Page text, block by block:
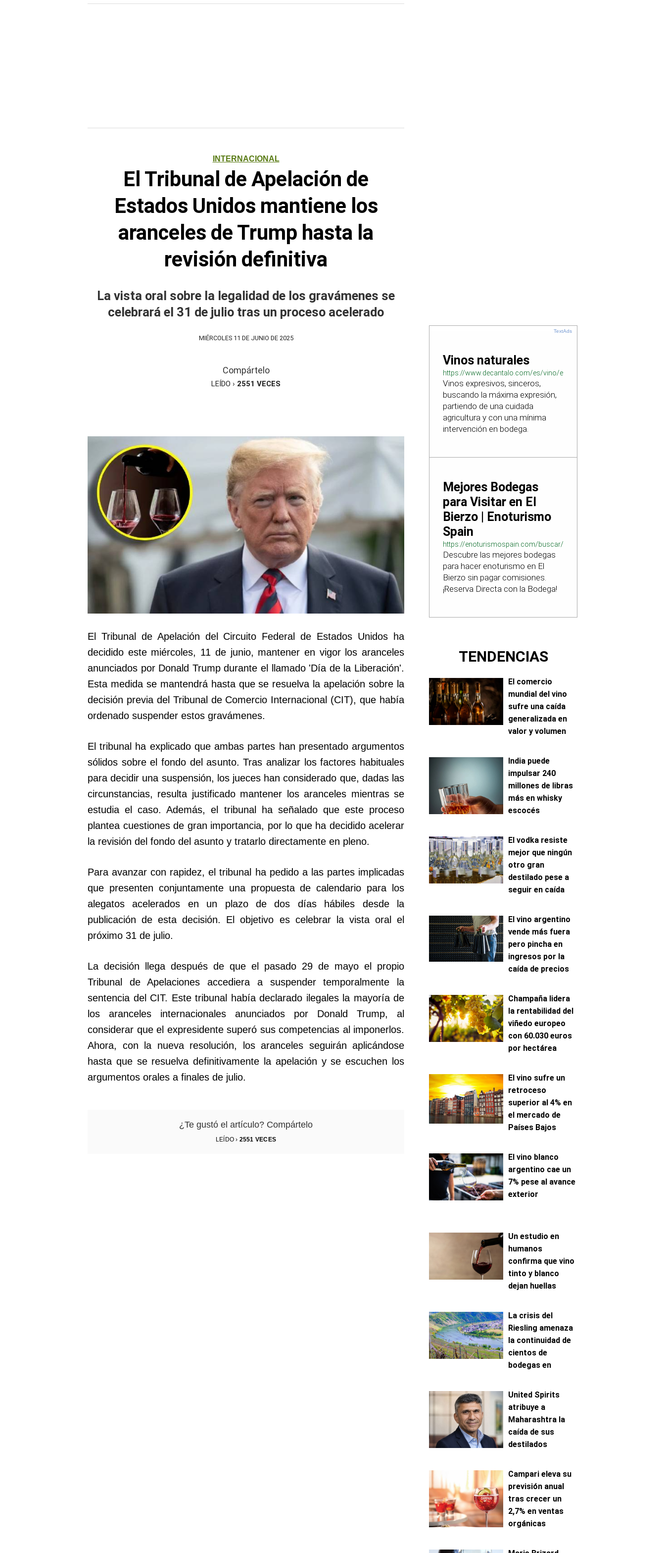
INTERNACIONAL
El Tribunal de Apelación de
Estados Unidos mantiene los
aranceles de Trump hasta la
revisión definitiva
La vista oral sobre la legalidad de los gravámenes se
celebrará el 31 de julio tras un proceso acelerado
MIÉRCOLES 11 DE JUNIO DE 2025
Compártelo
LEÍDO › 2551 VECES
El Tribunal de Apelación del Circuito Federal de Estados Unidos ha
decidido este miércoles, 11 de junio, mantener en vigor los aranceles
anunciados por Donald Trump durante el llamado 'Día de la Liberación'.
Esta medida se mantendrá hasta que se resuelva la apelación sobre la
decisión previa del Tribunal de Comercio Internacional (CIT), que había
ordenado suspender estos gravámenes.
El tribunal ha explicado que ambas partes han presentado argumentos
sólidos sobre el fondo del asunto. Tras analizar los factores habituales
para decidir una suspensión, los jueces han considerado que, dadas las
circunstancias, resulta justificado mantener los aranceles mientras se
estudia el caso. Además, el tribunal ha señalado que este proceso
plantea cuestiones de gran importancia, por lo que ha decidido acelerar
la revisión del fondo del asunto y tratarlo directamente en pleno.
Para avanzar con rapidez, el tribunal ha pedido a las partes implicadas
que presenten conjuntamente una propuesta de calendario para los
alegatos acelerados en un plazo de dos días hábiles desde la
publicación de esta decisión. El objetivo es celebrar la vista oral el
próximo 31 de julio.
La decisión llega después de que el pasado 29 de mayo el propio
Tribunal de Apelaciones accediera a suspender temporalmente la
sentencia del CIT. Este tribunal había declarado ilegales la mayoría de
los aranceles internacionales anunciados por Donald Trump, al
considerar que el expresidente superó sus competencias al imponerlos.
Ahora, con la nueva resolución, los aranceles seguirán aplicándose
hasta que se resuelva definitivamente la apelación y se escuchen los
argumentos orales a finales de julio.
¿Te gustó el artículo? Compártelo
LEÍDO › 2551 VECES
TextAds
Vinos naturales
https://www.decantalo.com/es/vino/elaboracion_natural/
Vinos expresivos, sinceros,
buscando la máxima expresión,
partiendo de una cuidada
agricultura y con una mínima
intervención en bodega.
Mejores Bodegas
para Visitar en El
Bierzo | Enoturismo
Spain
https://enoturismospain.com/buscar/ciudad-
visitar-bodegas-en-leon
Descubre las mejores bodegas
para hacer enoturismo en El
Bierzo sin pagar comisiones.
¡Reserva Directa con la Bodega!
TENDENCIAS
El comercio
mundial del vino
sufre una caída
generalizada en
valor y volumen
India puede
impulsar 240
millones de libras
más en whisky
escocés
El vodka resiste
mejor que ningún
otro gran
destilado pese a
seguir en caída
El vino argentino
vende más fuera
pero pincha en
ingresos por la
caída de precios
Champaña lidera
la rentabilidad del
viñedo europeo
con 60.030 euros
por hectárea
El vino sufre un
retroceso
superior al 4% en
el mercado de
Países Bajos
El vino blanco
argentino cae un
7% pese al avance
exterior
Un estudio en
humanos
confirma que vino
tinto y blanco
dejan huellas
distintas
La crisis del
Riesling amenaza
la continuidad de
cientos de
bodegas en
United Spirits
atribuye a
Maharashtra la
caída de sus
destilados
Campari eleva su
previsión anual
tras crecer un
2,7% en ventas
orgánicas